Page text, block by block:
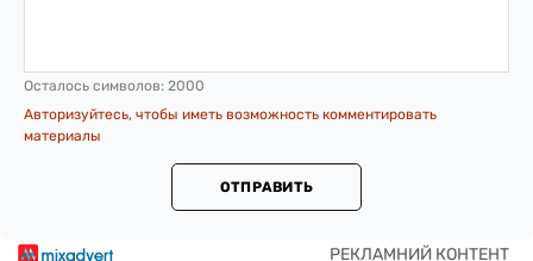
Осталось символов: 2000
Авторизуйтесь, чтобы иметь возможность комментировать
материалы
ОТПРАВИТЬ